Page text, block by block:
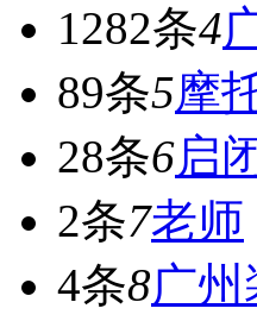
1282条4
89条5摩
28条6启
2条7老师
4条8广